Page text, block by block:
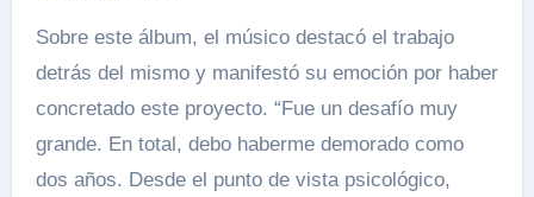
Sobre este álbum, el músico destacó el trabajo
detrás del mismo y manifestó su emoción por haber
concretado este proyecto. “Fue un desafío muy
grande. En total, debo haberme demorado como
dos años. Desde el punto de vista psicológico,